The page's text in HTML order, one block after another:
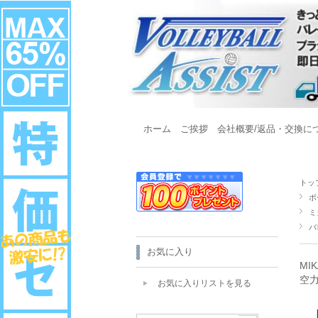
ホーム ご挨拶 会社概要/返品・交換に
ト
空
お気に入り
お気に入りリストを見る